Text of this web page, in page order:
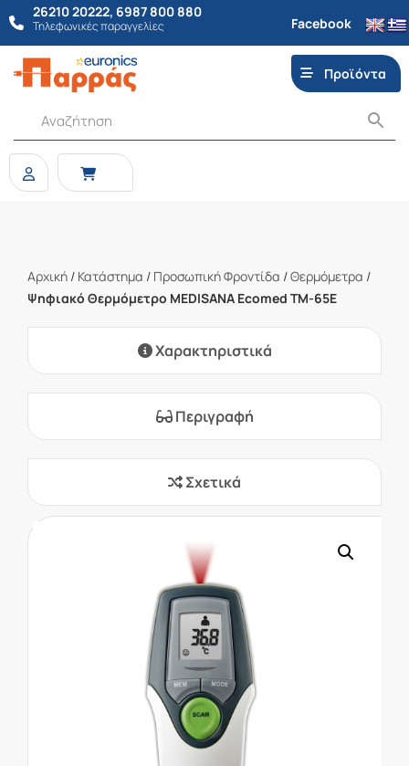
26210 20222, 6987 800 880
Τηλεφωνικές παραγγελίες Facebook
Προϊόντα
Αρχική / Κατάστημα / Προσωπική Φροντίδα /Θερμόμετρα /
Ψηφιακό Θερμόμετρο MEDISANA Ecomed TM-65E
Χαρακτηριστικά
Περιγραφή
Σχετικά